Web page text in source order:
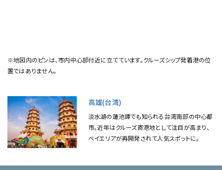
※地図内のピンは、市内中心部付近に立てています。クルーズシップ発着港の位
置ではありません。
高雄(台湾)
淡水湖の蓮池譚でも知られる台湾南部の中心都
市。近年はクルーズ寄港地として注目が高まり、
ベイエリアが再開発されて人気スポットに。